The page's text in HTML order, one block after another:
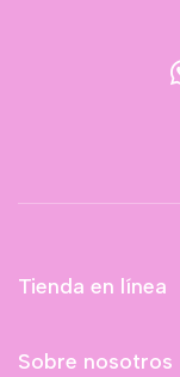
Tienda en línea
Sobre nosotros